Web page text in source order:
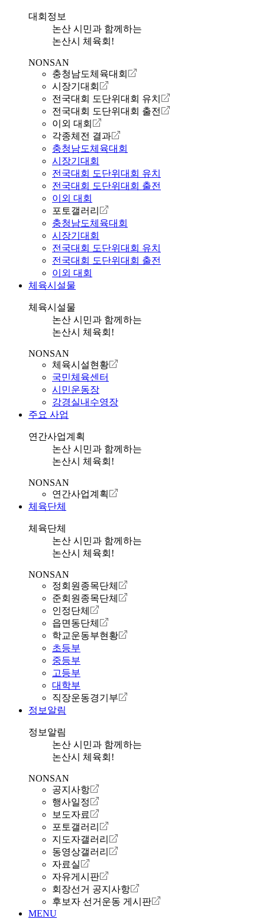
대회정보
논산 시민과 함께하는
논산시 체육회!
NONSAN
충청남도체육대회
시장기대회
전국대회 도단위대회 유치
전국대회 도단위대회 출전
이외 대회
각종체전 결과
충청남도체육대회
시장기대회
전국대회 도단위대회 유치
전국대회 도단위대회 출전
이외 대회
포토갤러리
충청남도체육대회
시장기대회
전국대회 도단위대회 유치
전국대회 도단위대회 출전
이외 대회
체육시설물
체육시설물
논산 시민과 함께하는
논산시 체육회!
NONSAN
체육시설현황
국민체육센터
시민운동장
강경실내수영장
주요 사업
연간사업계획
논산 시민과 함께하는
논산시 체육회!
NONSAN
연간사업계획
체육단체
체육단체
논산 시민과 함께하는
논산시 체육회!
NONSAN
정회원종목단체
준회원종목단체
인정단체
읍면동단체
학교운동부현황
초등부
중등부
고등부
대학부
직장운동경기부
정보알림
정보알림
논산 시민과 함께하는
논산시 체육회!
NONSAN
공지사항
행사일정
보도자료
포토갤러리
지도자갤러리
동영상갤러리
자료실
자유게시판
회장선거 공지사항
후보자 선거운동 게시판
MENU